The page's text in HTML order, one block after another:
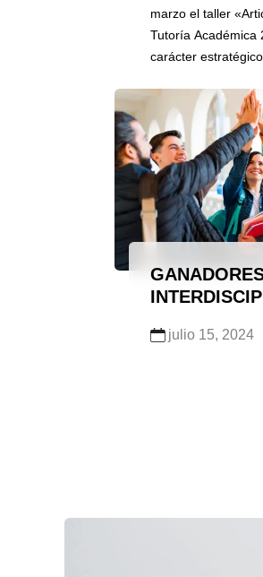
marzo el taller
Tutoría Académica
carácter
facultades, con el
construir de
Acción Tutorial
julio 15, 2024